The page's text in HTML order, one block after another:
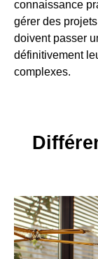
connaissance
gérer des
doivent passer
définitivement
complexes.